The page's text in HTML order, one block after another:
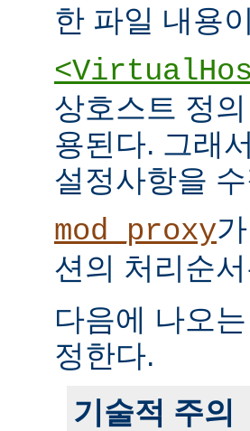
한 파일 내용
상호스트 정
용된다. 그래
설정사항을
mod_proxy
션의 처리순
다음에 나오
정한다.
기술적 주의